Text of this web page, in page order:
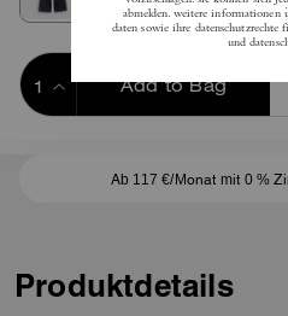
Add to Bag
Ab 117 €/Monat mit 0 %
Produktdetails